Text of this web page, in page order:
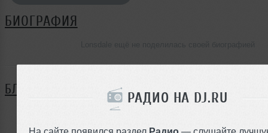
РАДИО НА DJ.RU
На сайте появился раздел Радио — слушайте
БИОГРАФИЯ
БЛОГ